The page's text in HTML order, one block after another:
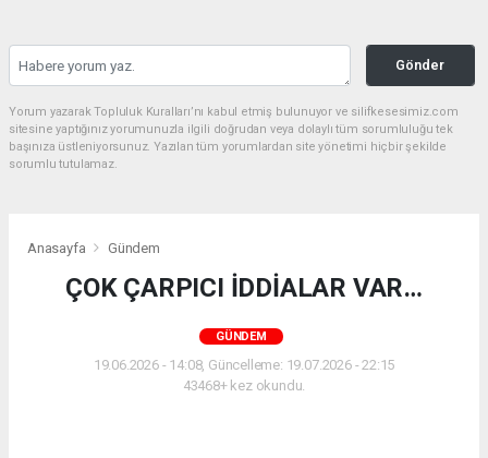
Gönder
Yorum yazarak Topluluk Kuralları’nı kabul etmiş bulunuyor ve silifkesesimiz.com
sitesine yaptığınız yorumunuzla ilgili doğrudan veya dolaylı tüm sorumluluğu tek
başınıza üstleniyorsunuz. Yazılan tüm yorumlardan site yönetimi hiçbir şekilde
sorumlu tutulamaz.
Anasayfa Gündem
ÇOK ÇARPICI İDDİALAR VAR…
GÜNDEM
19.06.2026 - 14:08, Güncelleme: 19.07.2026 - 22:15
43468+ kez okundu.